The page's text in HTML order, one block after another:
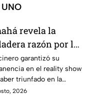
revela la
razón por la
a Daniela al
de MasterChef
garantizó su
en el reality show
triunfado en la
batalla por equipos
2026